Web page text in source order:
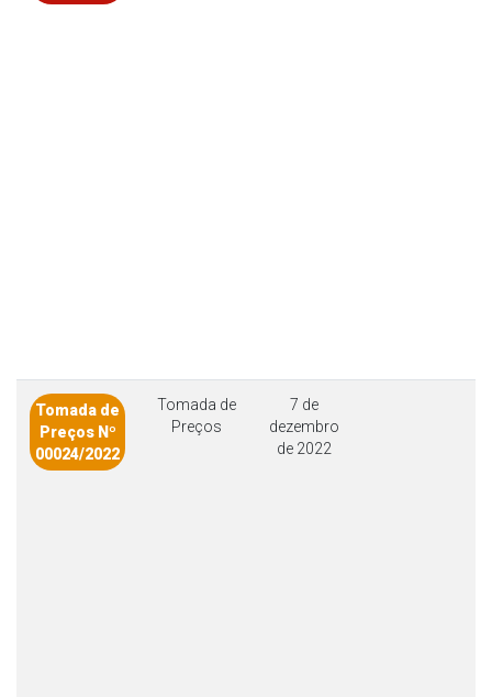
Tomada de
Preços Nº
00024/2022
Tomada de
Preços
7 de
dezembro
de 2022